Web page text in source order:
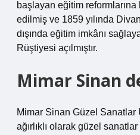
başlayan eğitim reformlarına
edilmiş ve 1859 yılında
dışında eğitim imkânı
Rüştiyesi açılmıştır.
Mimar Sinan
Mimar Sinan Güzel Sanatlar
ağırlıklı olarak güzel